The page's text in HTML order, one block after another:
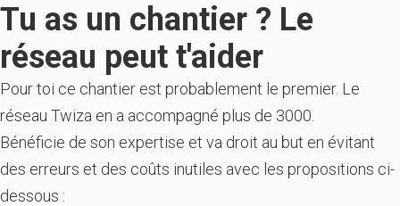
Tu as un chantier ? Le
réseau peut t'aider
Pour toi ce chantier est probablement le premier. Le
réseau Twiza en a accompagné plus de 3000.
Bénéficie de son expertise et va droit au but en évitant
des erreurs et des coûts inutiles avec les propositions ci-
dessous :